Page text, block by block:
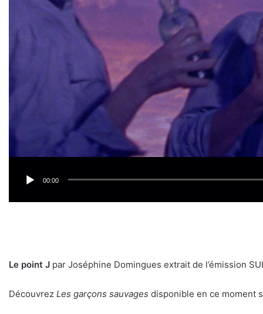
00:00
Le point J par Joséphine Domingues extrait de l’émission
Découvrez Les garçons sauvages disponible en ce moment